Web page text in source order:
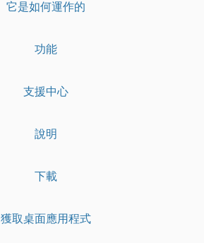
它是如何運作的
功能
支援中心
說明
下載
獲取桌面應用程式